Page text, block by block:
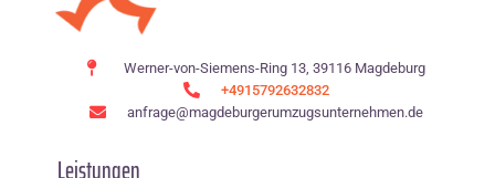
Werner-von-Siemens-Ring 13, 39116 Magdeburg
+4915792632832
anfrage@magdeburgerumzugsunternehmen.de